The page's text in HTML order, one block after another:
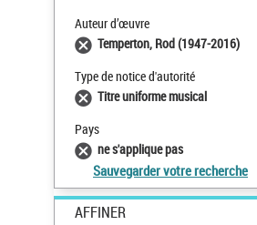
Auteur d’œuvre
Temperton, Rod (1947-2016)
Type de notice d'autorité
Titre uniforme musical
Pays
ne s'applique pas
Sauvegarder votre recherche
AFFINER